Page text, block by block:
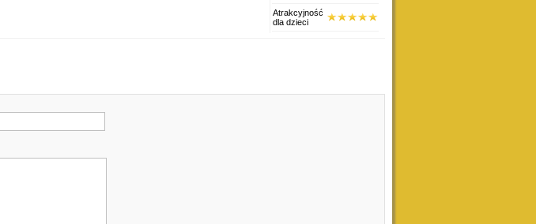
Atrakcyjność
dla dzieci